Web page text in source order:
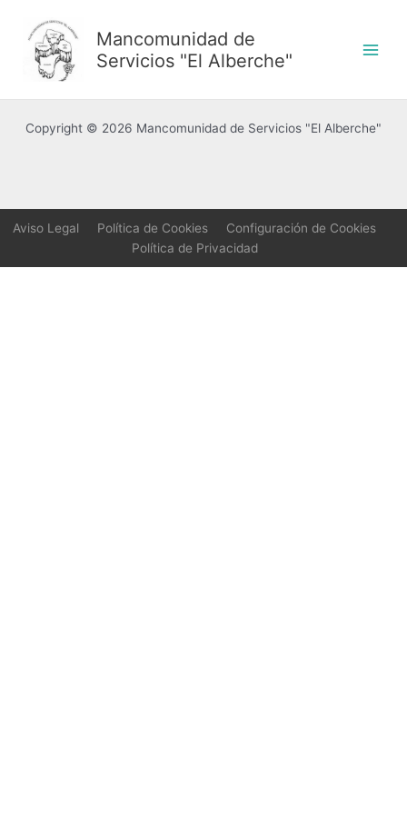
contenido
Mancomunidad de
Servicios "El Alberche"
Copyright © 2026 Mancomunidad de Servicios "El Alberche"
Aviso Legal Política de Cookies
Configuración de Cookies
Política de Privacidad